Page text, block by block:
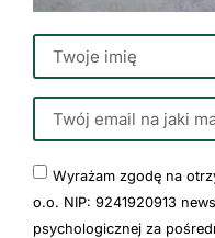
Wyrażam zgodę na
o.o. NIP: 9241920913
psychologicznej za